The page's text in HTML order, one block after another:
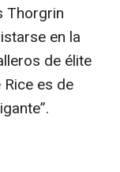
Thorgrin
en la
de élite
es de